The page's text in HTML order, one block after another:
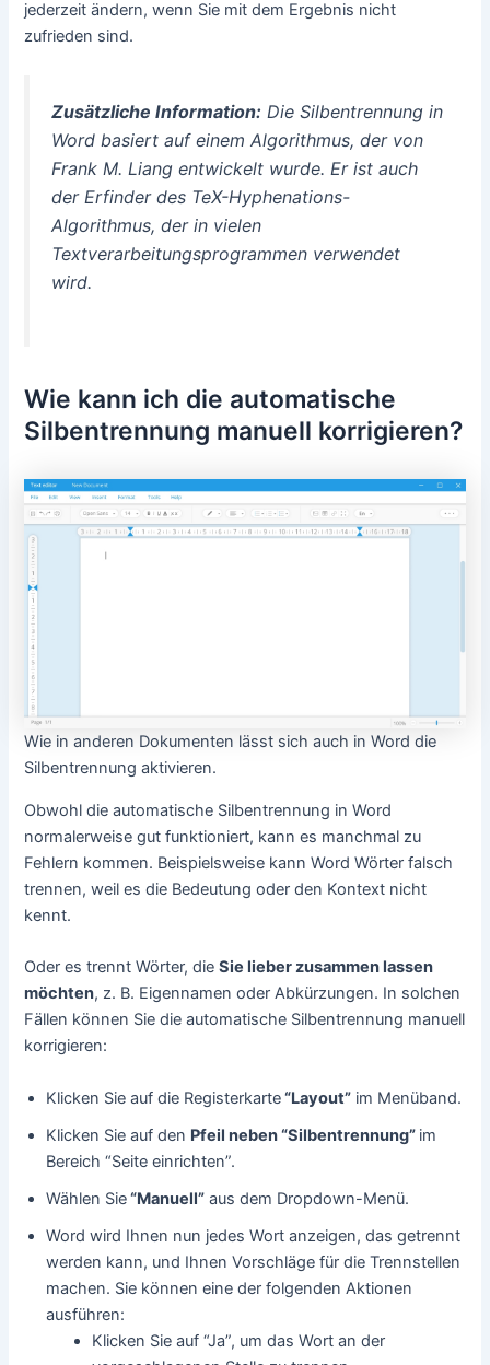
jederzeit ändern, wenn Sie mit dem Ergebnis nicht
zufrieden sind.
Zusätzliche Information: Die Silbentrennung in
Word basiert auf einem Algorithmus, der von
Frank M. Liang entwickelt wurde. Er ist auch
der Erfinder des TeX-Hyphenations-
Algorithmus, der in vielen
Textverarbeitungsprogrammen verwendet
wird.
Wie kann ich die automatische
Silbentrennung manuell korrigieren?
Wie in anderen Dokumenten lässt sich auch in Word die
Silbentrennung aktivieren.
Obwohl die automatische Silbentrennung in Word
normalerweise gut funktioniert, kann es manchmal zu
Fehlern kommen. Beispielsweise kann Word Wörter falsch
trennen, weil es die Bedeutung oder den Kontext nicht
kennt.
Oder es trennt Wörter, dieSie lieber zusammen lassen
möchten, z. B. Eigennamen oder Abkürzungen. In solchen
Fällen können Sie die automatische Silbentrennung manuell
korrigieren:
Klicken Sie auf die Registerkarte“Layout” im Menüband.
Klicken Sie auf den Pfeil neben “Silbentrennung” im
Bereich “Seite einrichten”.
Wählen Sie“Manuell” aus dem Dropdown-Menü.
Word wird Ihnen nun jedes Wort anzeigen, das getrennt
werden kann, und Ihnen Vorschläge für die Trennstellen
machen. Sie können eine der folgenden Aktionen
ausführen:
Klicken Sie auf “Ja”, um das Wort an der